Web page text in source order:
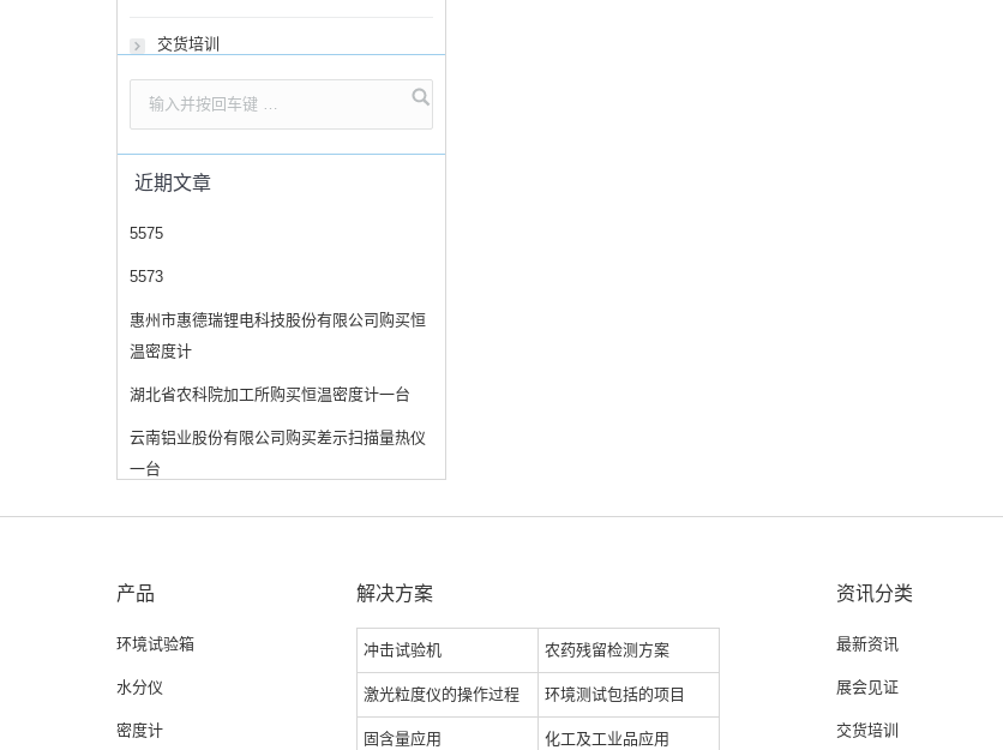
交货培训
近期文章
5575
5573
惠州市惠德瑞锂电科技股份有限公司购买恒
温密度计
湖北省农科院加工所购买恒温密度计一台
云南铝业股份有限公司购买差示扫描量热仪
一台
产品
环境试验箱
水分仪
密度计
解决方案
冲击试验机 农药残留检测方案
激光粒度仪的操作过程 环境测试包括的项目
固含量应用 化工及工业品应用
资讯分类
最新资讯
展会见证
交货培训